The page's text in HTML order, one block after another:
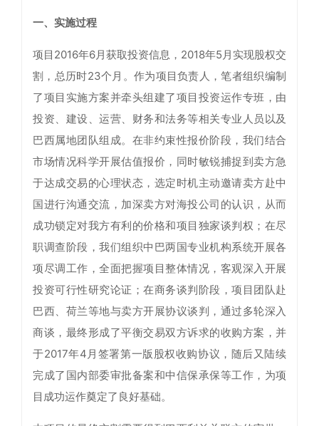
一、实施过程
项目2016年6月获取投资信息，2018年5月实现股权交
割，总历时23个月。作为项目负责人，笔者组织编制
了项目实施方案并牵头组建了项目投资运作专班，由
投资、建设、运营、财务和法务等相关专业人员以及
巴西属地团队组成。在非约束性报价阶段，我们结合
市场情况科学开展估值报价，同时敏锐捕捉到卖方急
于达成交易的心理状态，选定时机主动邀请卖方赴中
国进行沟通交流，加深卖方对海投公司的认识，从而
成功锁定对我方有利的价格和项目独家谈判权；在尽
职调查阶段，我们组织中巴两国专业机构系统开展各
项尽调工作，全面把握项目整体情况，客观深入开展
投资可行性研究论证；在商务谈判阶段，项目团队赴
巴西、荷兰等地与卖方开展协议谈判，通过多轮深入
商谈，最终形成了平衡交易双方诉求的收购方案，并
于2017年4月签署第一版股权收购协议，随后又陆续
完成了国内部委审批备案和中信保承保等工作，为项
目成功运作奠定了良好基础。